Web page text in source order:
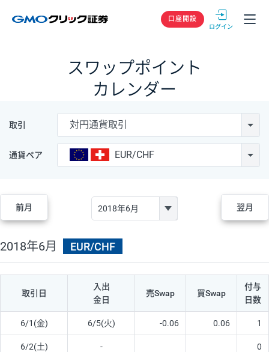
GMOクリック
口座開設
スワップポイント
カレンダー
取引 対円通貨取引
通貨ペア EUR/CHF
前月 翌月
2018年6月 EUR/CHF
取引日
入出
金日
売Swap 買Swap
付与
日数
6/1(金) 6/5(火) -0.06 0.06 1
6/2(土) - 0